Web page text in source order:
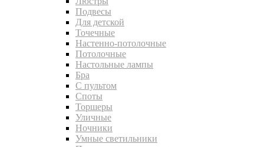
Подвесы
Для детской
Точечные
Настенно-потолочные
Потолочные
Настольные лампы
Бра
С пультом
Споты
Торшеры
Уличные
Ночники
Умные светильники